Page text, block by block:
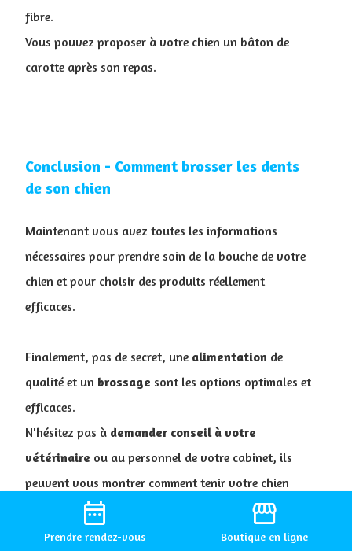
fibre.
Vous pouvez proposer à votre chien un bâton de
carotte après son repas.
Conclusion - Comment brosser les dents
de son chien
Maintenant vous avez toutes les informations
nécessaires pour prendre soin de la bouche de votre
chien et pour choisir des produits réellement
efficaces.
Finalement, pas de secret, une alimentation de
qualité et un brossage sont les options optimales et
efficaces.
N'hésitez pas à demander conseil à votre
vétérinaire ou au personnel de votre cabinet, ils
peuvent vous montrer comment tenir votre chien
comment brosser ses dents.
Retrouvez tous les produits pour prendre soin de
date_range
Prendre rendez-vous
storefront
Boutique en ligne